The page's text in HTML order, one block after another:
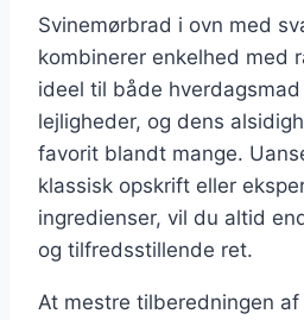
Svinemørbrad i ovn med
kombinerer enkelhed med
ideel til både
lejligheder, og dens
favorit blandt mange.
klassisk opskrift eller
ingredienser, vil du altid
og tilfredsstillende ret.
At mestre tilberedningen